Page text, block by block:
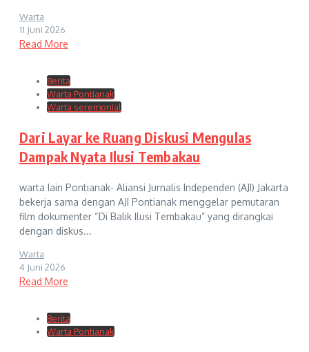
Warta
11 Juni 2026
Read More
Berita
Warta Pontianak
Warta seremonial
Dari Layar ke Ruang Diskusi Mengulas
Dampak Nyata Ilusi Tembakau
warta Iain Pontianak- Aliansi Jurnalis Independen (AJI) Jakarta
bekerja sama dengan AJI Pontianak menggelar pemutaran
film dokumenter “Di Balik Ilusi Tembakau” yang dirangkai
dengan diskus...
Warta
4 Juni 2026
Read More
Berita
Warta Pontianak